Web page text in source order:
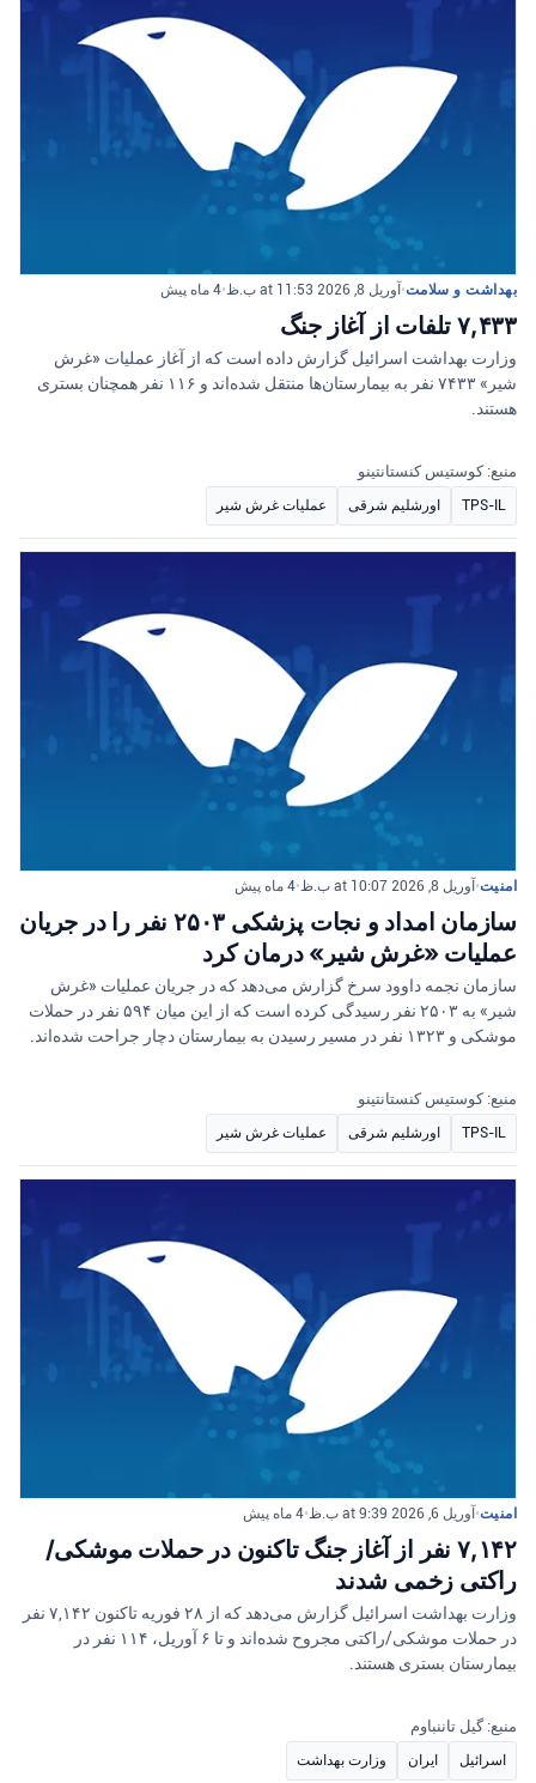
بهداشت و سلامت•آوریل 8, 2026 at 11:53 ب.ظ •4 ماه پیش
۷,۴۳۳ تلفات از آغاز جنگ
وزارت بهداشت اسرائیل گزارش داده است که از آغاز عملیات «غرش
شیر» ۷۴۳۳ نفر به بیمارستان‌ها منتقل شده‌اند و ۱۱۶ نفر همچنان بستری
هستند.
منبع: کوستیس کنستانتینو
TPS-IL اورشلیم شرقی عملیات غرش شیر
امنیت• آوریل 8, 2026 at 10:07 ب.ظ •4 ماه پیش
سازمان امداد و نجات پزشکی ۲۵۰۳ نفر را در جریان
عملیات «غرش شیر» درمان کرد
سازمان نجمه داوود سرخ گزارش می‌دهد که در جریان عملیات «غرش
شیر» به ۲۵۰۳ نفر رسیدگی کرده است که از این میان ۵۹۴ نفر در حملات
موشکی و ۱۳۲۳ نفر در مسیر رسیدن به بیمارستان دچار جراحت شده‌اند.
منبع: کوستیس کنستانتینو
TPS-IL اورشلیم شرقی عملیات غرش شیر
امنیت• آوریل 6, 2026 at 9:39 ب.ظ •4 ماه پیش
۷,۱۴۲ نفر از آغاز جنگ تاکنون در حملات موشکی/
راکتی زخمی شدند
وزارت بهداشت اسرائیل گزارش می‌دهد که از ۲۸ فوریه تاکنون ۷,۱۴۲ نفر
در حملات موشکی/راکتی مجروح شده‌اند و تا ۶ آوریل، ۱۱۴ نفر در
بیمارستان بستری هستند.
منبع: گیل تاننباوم
اسرائیل ایران وزارت بهداشت